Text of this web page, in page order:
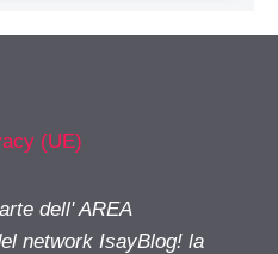
(UE)
dell' AREA
network IsayBlog! la